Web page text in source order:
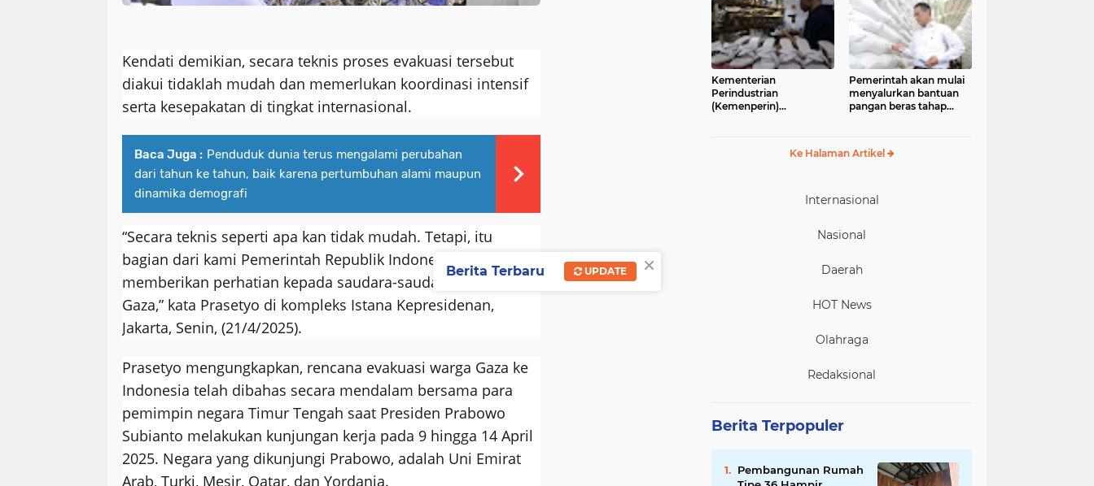
Kendati demikian, secara teknis proses evakuasi tersebut
diakui tidaklah mudah dan memerlukan koordinasi intensif
serta kesepakatan di tingkat internasional.
Baca Juga : Penduduk dunia terus mengalami perubahan
dari tahun ke tahun, baik karena pertumbuhan alami maupun
dinamika demografi
“Secara teknis seperti apa kan tidak mudah. Tetapi, itu
bagian dari kami Pemerintah Republik Indonesia terus
memberikan perhatian kepada saudara-saudara kita di
Gaza,” kata Prasetyo di kompleks Istana Kepresidenan,
Jakarta, Senin, (21/4/2025).
Prasetyo mengungkapkan, rencana evakuasi warga Gaza ke
Indonesia telah dibahas secara mendalam bersama para
pemimpin negara Timur Tengah saat Presiden Prabowo
Subianto melakukan kunjungan kerja pada 9 hingga 14 April
2025. Negara yang dikunjungi Prabowo, adalah Uni Emirat
Arab, Turki, Mesir, Qatar, dan Yordania.
deck Dukuh Atas yang
akan menjadi ikon baru
Pengamat ekonomi
Center of Reform on
Economics (Core)
Indonesia
Kementerian
Perindustrian
(Kemenperin)
pakaian jadi, alas kaki,
dalam memperkuat
Pemerintah akan mulai
menyalurkan bantuan
pangan beras tahap
pangan pemerintah
33.244.408 penerima
Ke Halaman Artikel
Internasional
Nasional
Daerah
HOT News
Olahraga
Redaksional
Berita Terpopuler
Pembangunan Rumah
×
Berita Terbaru UPDATE